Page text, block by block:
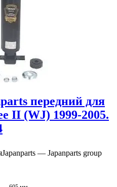
передний для
II (WJ) 1999-2005.
Japanparts — Japanparts group